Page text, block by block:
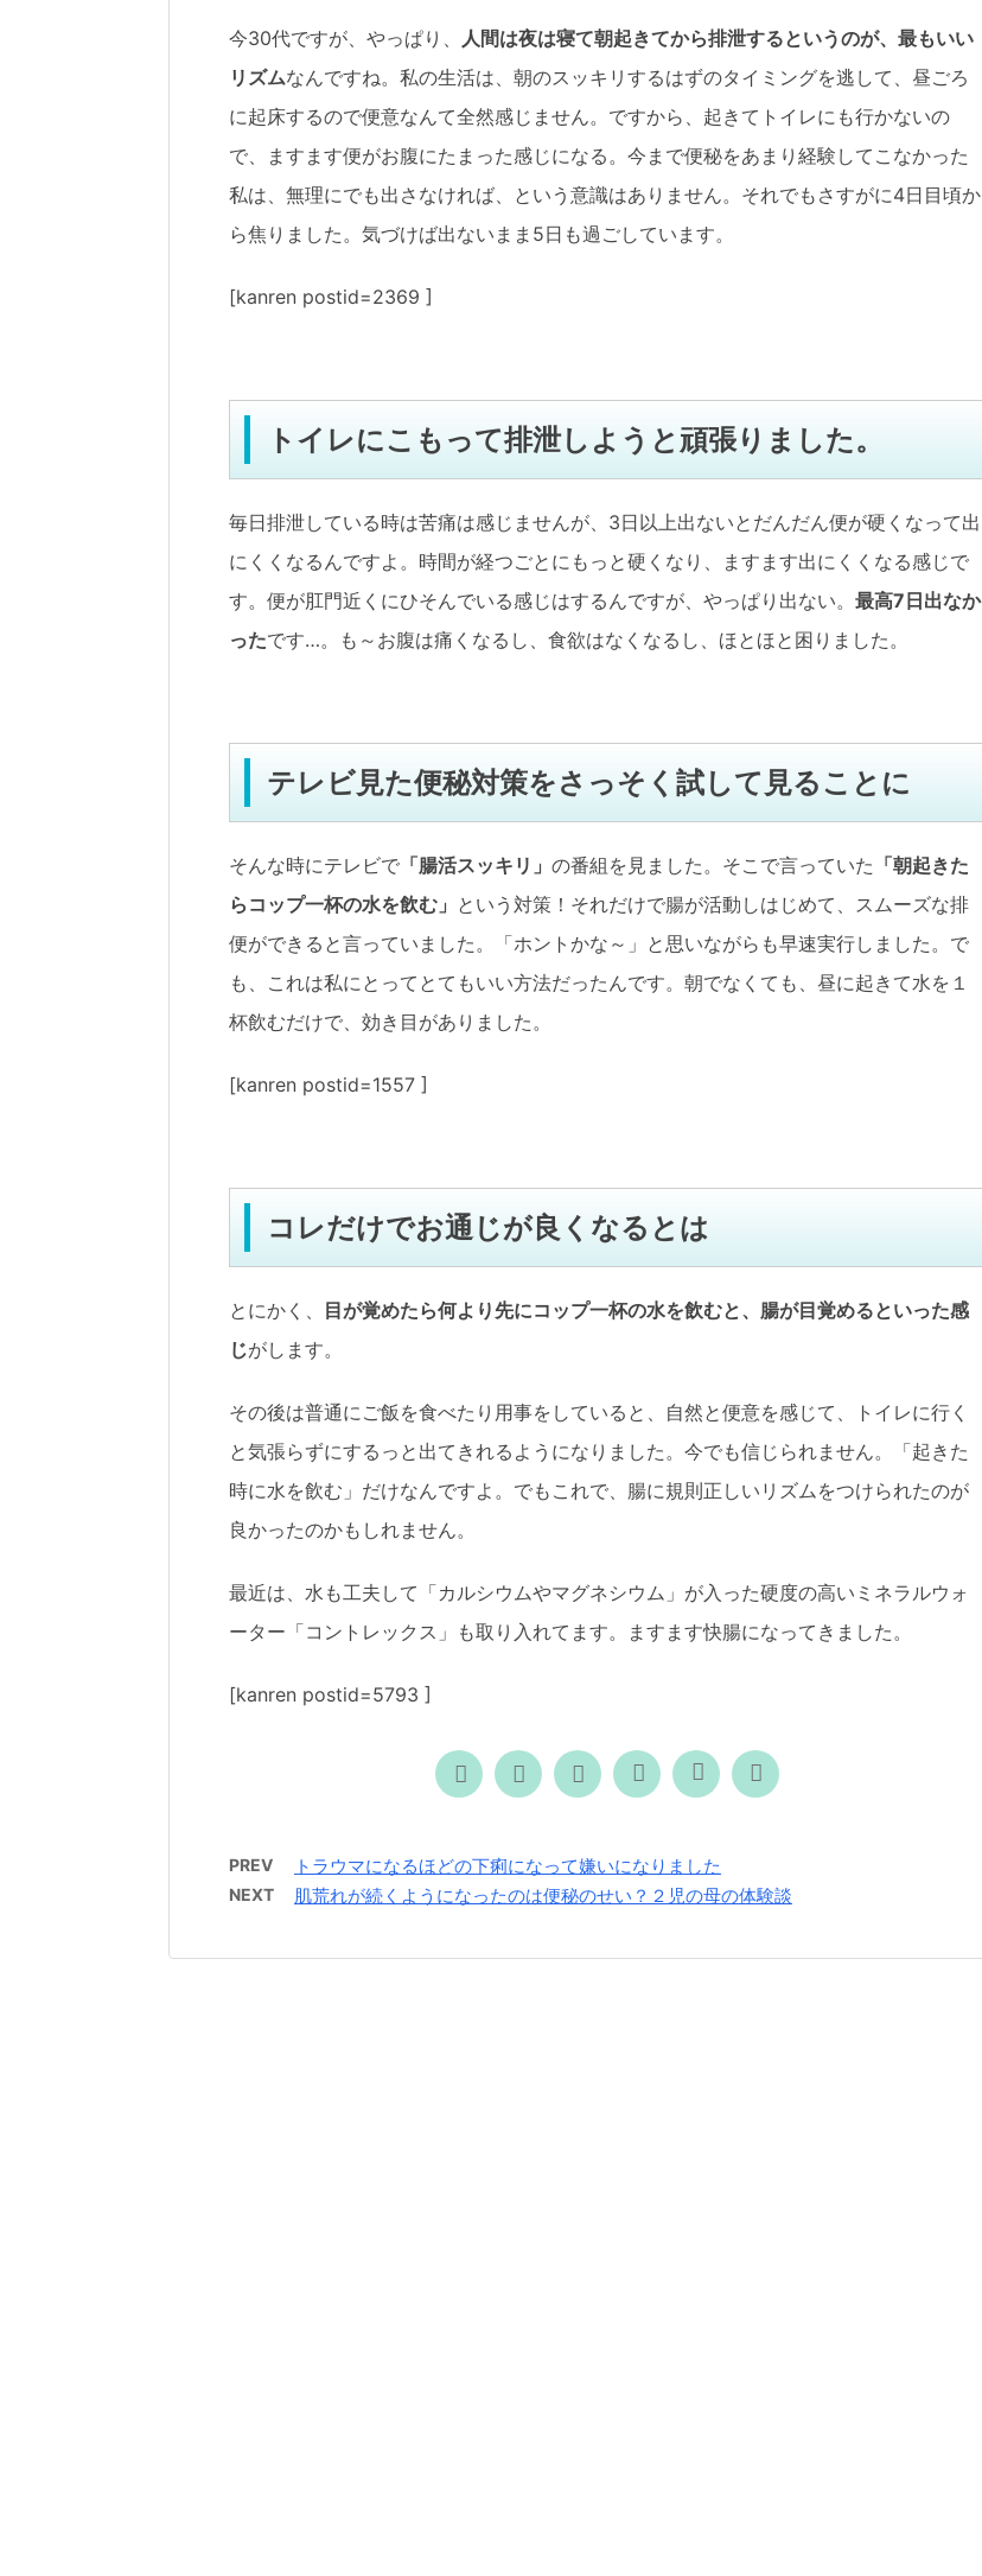
今30代ですが、やっぱり、
人間は夜は寝て朝起きてから排泄するというのが、最もいい
リズムなんですね。私の生活は、朝のスッキリするはずのタイミングを逃して、昼ごろ
に起床するので便意なんて全然感じません。ですから、起きてトイレにも行かないの
で、ますます便がお腹にたまった感じになる。今まで便秘をあまり経験してこなかった
私は、無理にでも出さなければ、という意識はありません。それでもさすがに4日目頃か
ら焦りました。気づけば出ないまま5日も過ごしています。
[kanren postid=2369 ]
トイレにこもって排泄しようと頑張りました。
毎日排泄している時は苦痛は感じませんが、3日以上出ないとだんだん便が硬くなって出
にくくなるんですよ。時間が経つごとにもっと硬くなり、ますます出にくくなる感じで
す。便が肛門近くにひそんでいる感じはするんですが、やっぱり出ない。 最高7日出なか
ったです…。も～お腹は痛くなるし、食欲はなくなるし、ほとほと困りました。
テレビ見た便秘対策をさっそく試して見ることに
そんな時にテレビで 「腸活スッキリ」 の番組を見ました。そこで言っていた 「朝起きた
らコップ一杯の水を飲む」 という対策！それだけで腸が活動しはじめて、スムーズな排
便ができると言っていました。「ホントかな～」と思いながらも早速実行しました。で
も、これは私にとってとてもいい方法だったんです。朝でなくても、昼に起きて水を１
杯飲むだけで、効き目がありました。
[kanren postid=1557 ]
コレだけでお通じが良くなるとは
とにかく、 目が覚めたら何より先にコップ一杯の水を飲むと、腸が目覚めるといった感
じがします。
その後は普通にご飯を食べたり用事をしていると、自然と便意を感じて、トイレに行く
と気張らずにするっと出てきれるようになりました。今でも信じられません。「起きた
時に水を飲む」だけなんですよ。でもこれで、腸に規則正しいリズムをつけられたのが
良かったのかもしれません。
最近は、水も工夫して「カルシウムやマグネシウム」が入った硬度の高いミネラルウォ
ーター「コントレックス」も取り入れてます。ますます快腸になってきました。
[kanren postid=5793 ]
PREV トラウマになるほどの下痢になって嫌いになりました
NEXT 肌荒れが続くようになったのは便秘のせい？２児の母の体験談